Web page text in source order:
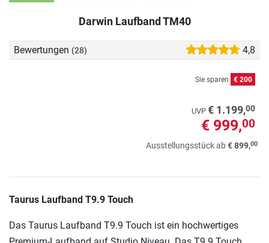
Darwin Laufband TM40
Bewertungen (28) 4,8
Sie sparen € 200
UVP € 1.199,00
€ 999,00
Ausstellungsstück ab€ 899,00
Taurus Laufband T9.9 Touch
Das Taurus Laufband T9.9 Touch ist ein hochwertiges